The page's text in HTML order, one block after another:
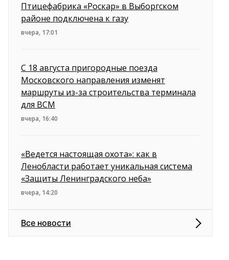
Птицефабрика «Роскар» в Выборгском
районе подключена к газу
вчера, 17:01
С 18 августа пригородные поезда
Московского направления изменят
маршруты из-за строительства терминала
для ВСМ
вчера, 16:40
«Ведется настоящая охота»: как в
Ленобласти работает уникальная система
«Защиты Ленинградского неба»
вчера, 14:20
Все новости